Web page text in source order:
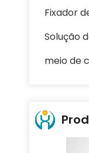
Fixador
meio de